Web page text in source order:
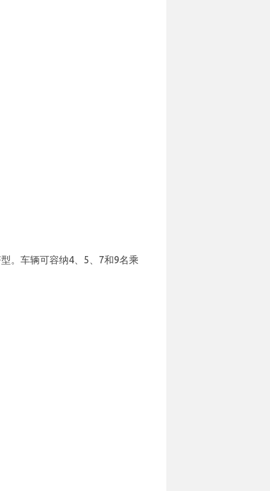
。车辆可容纳4、5、7和9名乘